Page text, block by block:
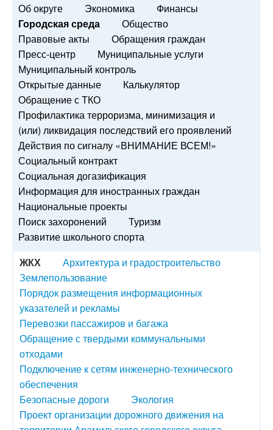
Об округе Экономика
Финансы
Городская среда
Общество
Правовые акты
Обращения граждан
Пресс-центр
Муниципальные услуги
Муниципальный контроль
Открытые данные
Калькулятор
Обращение с ТКО
Профилактика терроризма, минимизация и
(или) ликвидация последствий его проявлений
Действия по сигналу «ВНИМАНИЕ ВСЕМ!»
Социальный контракт
Социальная догазификация
Информация для иностранных граждан
Национальные проекты
Поиск захоронений
Туризм
Развитие школьного спорта
ЖКХ
Архитектура и градостроительство
Землепользование
Порядок размещения информационных
указателей и рекламы
Перевозки пассажиров и багажа
Обращение с твердыми коммунальными
отходами
Подключение к сетям инженерно-технического
обеспечения
Безопасные дороги
Экология
Проект организации дорожного движения на